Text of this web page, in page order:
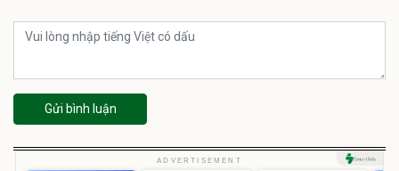
Gửi bình luận
ADVERTISEMENT